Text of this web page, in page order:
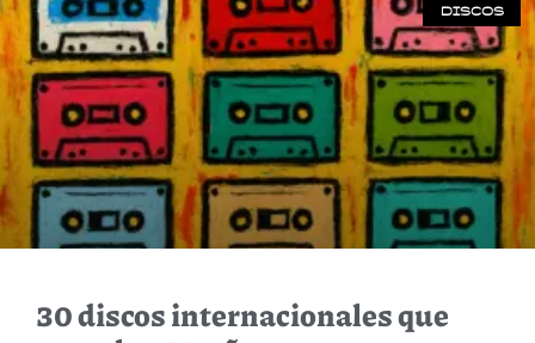
DISCOS
30 discos internacionales que